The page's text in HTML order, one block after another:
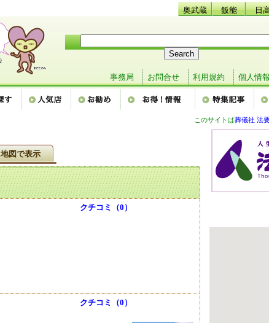
奥武蔵 飯能 日
事務局 お問合せ 利用規約 個人情報
このサイトは葬儀社 法
地図で表示
クチコミ（0）
クチコミ（0）